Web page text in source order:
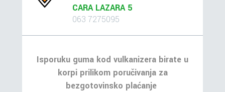
CARA LAZARA 5
063 7275095
Isporuku guma kod vulkanizera birate u
korpi prilikom poručivanja za
bezgotovinsko plaćanje